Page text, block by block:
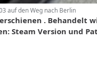
auf den Weg nach Berlin
. Behandelt
Steam Version und